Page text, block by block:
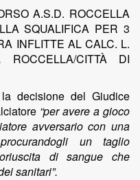
A.S.D. ROCCELLA
SQUALIFICA PER 3
INFLITTE AL CALC. L.
CITTÀ DI
decisione del Giudice
“per avere a gioco
avversario con una
un taglio
di sangue che
sanitari”.